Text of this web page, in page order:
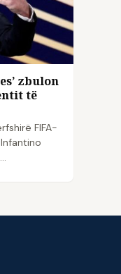
zbulon
të
FIFA-